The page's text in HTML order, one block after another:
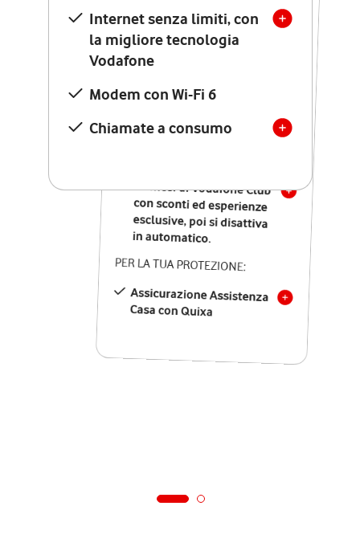
Internet senza limiti, con
la migliore tecnologia
Vodafone
Modem con Wi-Fi 6
Chiamate a consumo
Internet senza limiti, con
la migliore tecnologia
Vodafone
Modem Seven con Wi-Fi 7
Chiamate illimitate verso
numeri fissi e mobili
nazionali
12 mesi di Vodafone Club
con sconti ed esperienze
esclusive, poi si disattiva
in automatico.
PER LA TUA PROTEZIONE:
Assicurazione Assistenza
Casa con Quixa